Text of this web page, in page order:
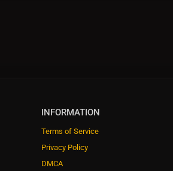
INFORMATION
Terms of Service
Privacy Policy
DMCA